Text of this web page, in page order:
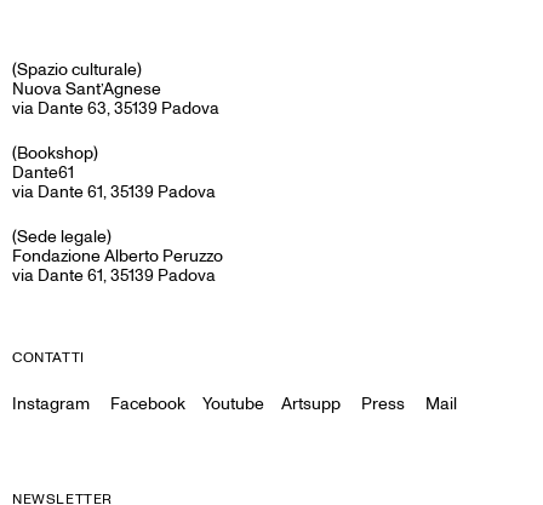
(Spazio culturale)
Nuova Sant’Agnese
via Dante 63, 35139 Padova
(Bookshop)
Dante61
via Dante 61, 35139 Padova
(Sede legale)
Fondazione Alberto Peruzzo
via Dante 61, 35139 Padova
CONTATTI
Instagram Facebook Youtube Artsupp Press Mail
NEWSLETTER